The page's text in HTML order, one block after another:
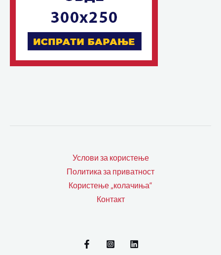
Услови за користење
Политика за приватност
Користење „колачиња“
Контакт